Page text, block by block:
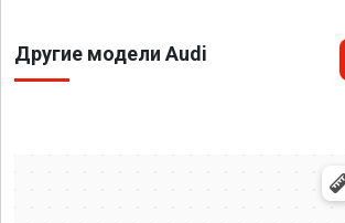
Другие модели Audi